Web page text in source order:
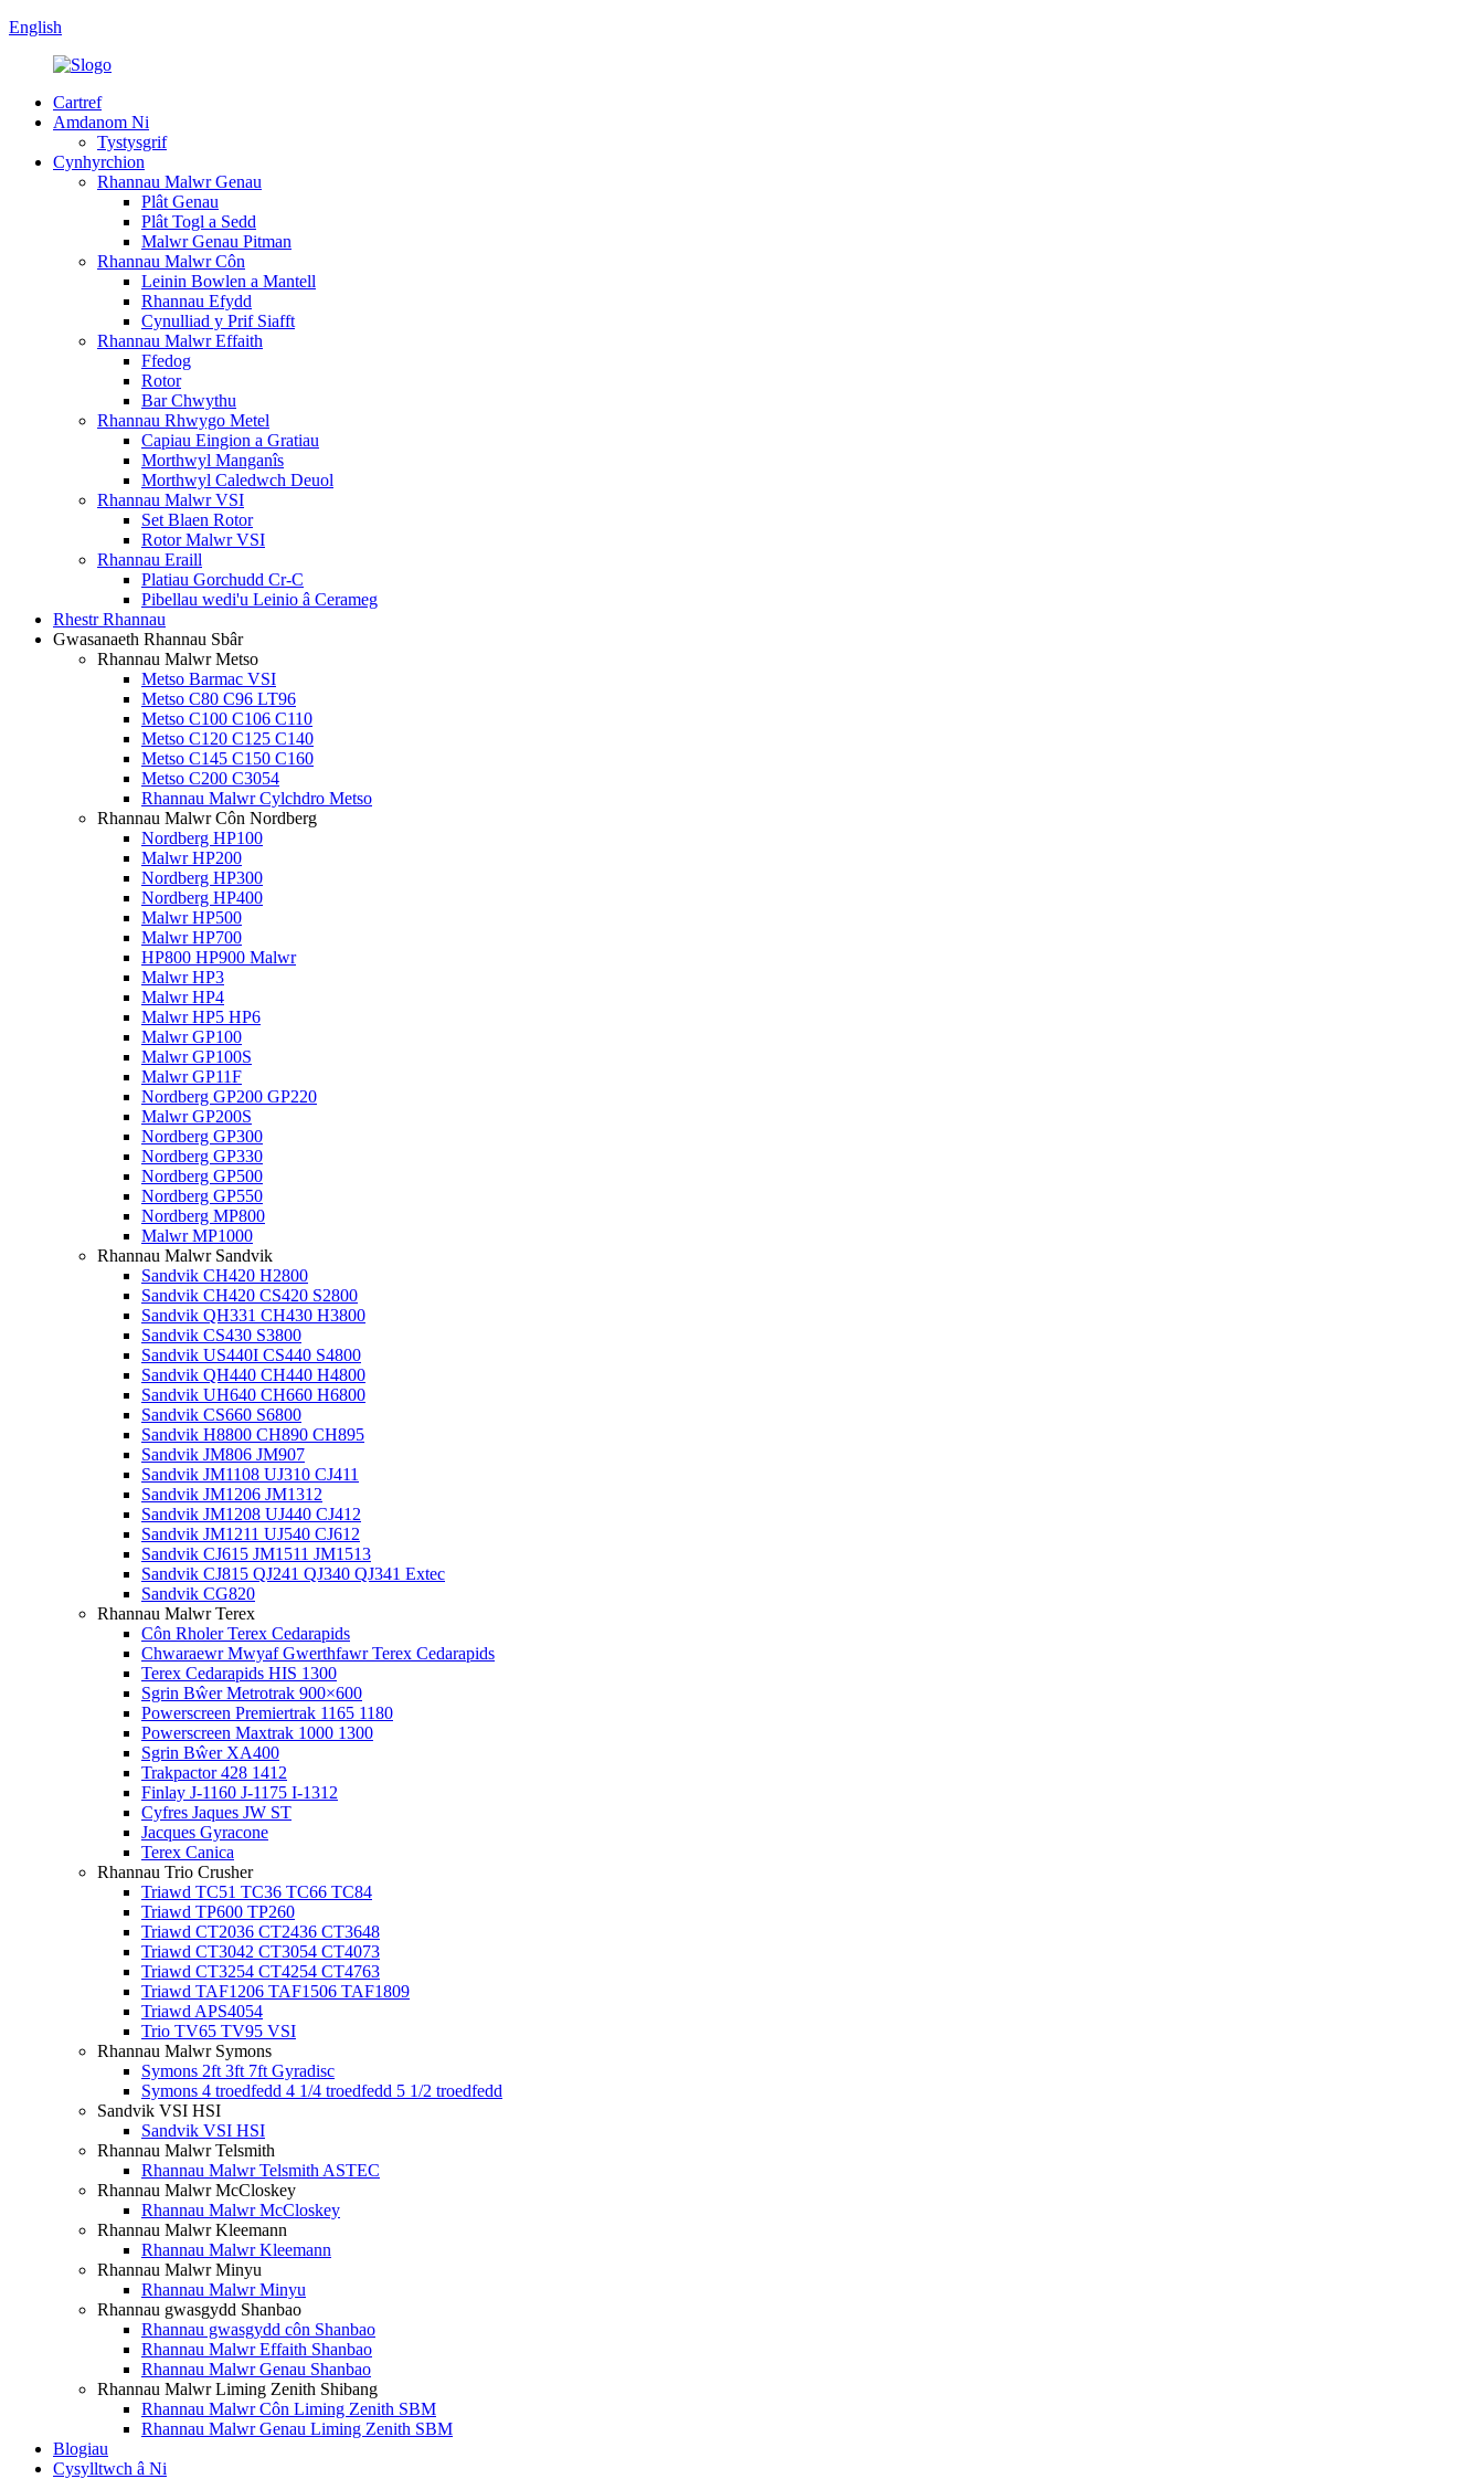
English
Cartref
Amdanom Ni
Tystysgrif
Cynhyrchion
Rhannau Malwr Genau
Plât Genau
Plât Togl a Sedd
Malwr Genau Pitman
Rhannau Malwr Côn
Leinin Bowlen a Mantell
Rhannau Efydd
Cynulliad y Prif Siafft
Rhannau Malwr Effaith
Ffedog
Rotor
Bar Chwythu
Rhannau Rhwygo Metel
Capiau Eingion a Gratiau
Morthwyl Manganîs
Morthwyl Caledwch Deuol
Rhannau Malwr VSI
Set Blaen Rotor
Rotor Malwr VSI
Rhannau Eraill
Platiau Gorchudd Cr-C
Pibellau wedi'u Leinio â Cerameg
Rhestr Rhannau
Gwasanaeth Rhannau Sbâr
Rhannau Malwr Metso
Metso Barmac VSI
Metso C80 C96 LT96
Metso C100 C106 C110
Metso C120 C125 C140
Metso C145 C150 C160
Metso C200 C3054
Rhannau Malwr Cylchdro Metso
Rhannau Malwr Côn Nordberg
Nordberg HP100
Malwr HP200
Nordberg HP300
Nordberg HP400
Malwr HP500
Malwr HP700
HP800 HP900 Malwr
Malwr HP3
Malwr HP4
Malwr HP5 HP6
Malwr GP100
Malwr GP100S
Malwr GP11F
Nordberg GP200 GP220
Malwr GP200S
Nordberg GP300
Nordberg GP330
Nordberg GP500
Nordberg GP550
Nordberg MP800
Malwr MP1000
Rhannau Malwr Sandvik
Sandvik CH420 H2800
Sandvik CH420 CS420 S2800
Sandvik QH331 CH430 H3800
Sandvik CS430 S3800
Sandvik US440I CS440 S4800
Sandvik QH440 CH440 H4800
Sandvik UH640 CH660 H6800
Sandvik CS660 S6800
Sandvik H8800 CH890 CH895
Sandvik JM806 JM907
Sandvik JM1108 UJ310 CJ411
Sandvik JM1206 JM1312
Sandvik JM1208 UJ440 CJ412
Sandvik JM1211 UJ540 CJ612
Sandvik CJ615 JM1511 JM1513
Sandvik CJ815 QJ241 QJ340 QJ341 Extec
Sandvik CG820
Rhannau Malwr Terex
Côn Rholer Terex Cedarapids
Chwaraewr Mwyaf Gwerthfawr Terex Cedarapids
Terex Cedarapids HIS 1300
Sgrin Bŵer Metrotrak 900×600
Powerscreen Premiertrak 1165 1180
Powerscreen Maxtrak 1000 1300
Sgrin Bŵer XA400
Trakpactor 428 1412
Finlay J-1160 J-1175 I-1312
Cyfres Jaques JW ST
Jacques Gyracone
Terex Canica
Rhannau Trio Crusher
Triawd TC51 TC36 TC66 TC84
Triawd TP600 TP260
Triawd CT2036 CT2436 CT3648
Triawd CT3042 CT3054 CT4073
Triawd CT3254 CT4254 CT4763
Triawd TAF1206 TAF1506 TAF1809
Triawd APS4054
Trio TV65 TV95 VSI
Rhannau Malwr Symons
Symons 2ft 3ft 7ft Gyradisc
Symons 4 troedfedd 4 1/4 troedfedd 5 1/2 troedfedd
Sandvik VSI HSI
Sandvik VSI HSI
Rhannau Malwr Telsmith
Rhannau Malwr Telsmith ASTEC
Rhannau Malwr McCloskey
Rhannau Malwr McCloskey
Rhannau Malwr Kleemann
Rhannau Malwr Kleemann
Rhannau Malwr Minyu
Rhannau Malwr Minyu
Rhannau gwasgydd Shanbao
Rhannau gwasgydd côn Shanbao
Rhannau Malwr Effaith Shanbao
Rhannau Malwr Genau Shanbao
Rhannau Malwr Liming Zenith Shibang
Rhannau Malwr Côn Liming Zenith SBM
Rhannau Malwr Genau Liming Zenith SBM
Blogiau
Cysylltwch â Ni